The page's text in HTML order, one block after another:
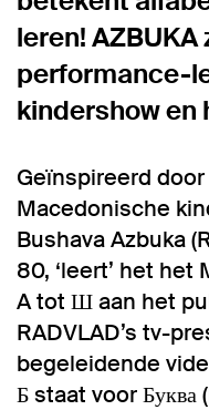
leren!
performance-
kindershow en
Geïnspireerd
Macedonische
Bushava Azbuka
80, ‘leert’ het
A tot Ш aan het
RADVLAD’s tv-
begeleidende
Б staat voor Буква